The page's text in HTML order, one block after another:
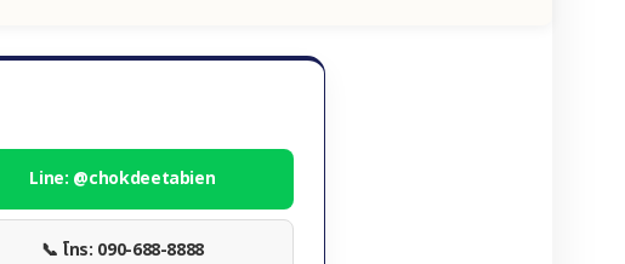
Line: @chokdeetabien
📞 โทร: 090-688-8888